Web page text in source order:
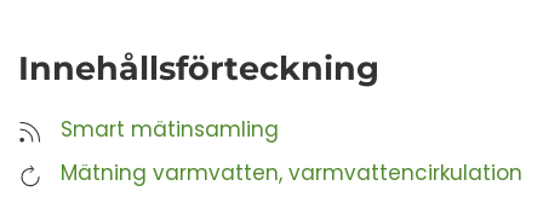
Innehållsförteckning
Smart mätinsamling
Mätning varmvatten, varmvattencirkulation